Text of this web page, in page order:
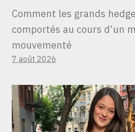
Comment les grands
comportés au cours d’un
mouvementé
7 août 2026